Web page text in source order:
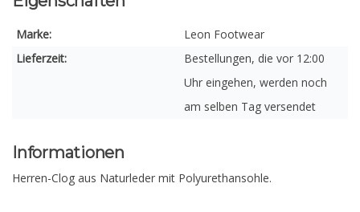
Marke:
Leon Footwear
Lieferzeit:
Bestellungen, die vor 12:00
Uhr eingehen, werden noch
am selben Tag versendet
Informationen
Herren-Clog aus Naturleder mit Polyurethansohle.